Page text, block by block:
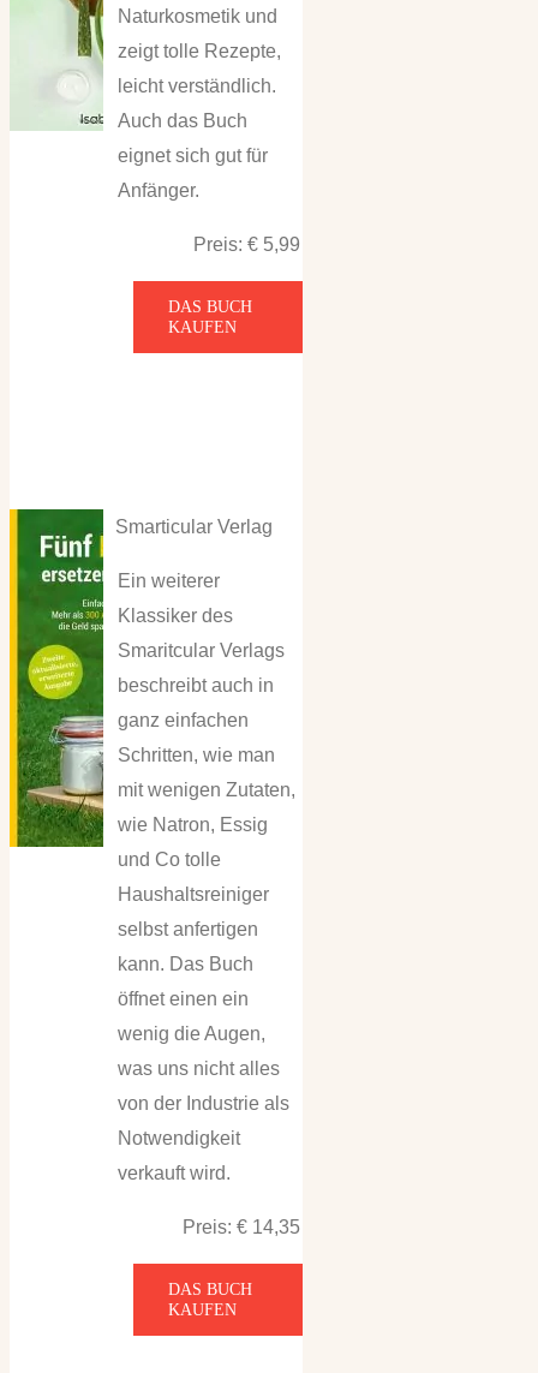
Naturkosmetik und
zeigt tolle Rezepte,
leicht verständlich.
Auch das Buch
eignet sich gut für
Anfänger.
Preis: € 5,99
DAS BUCH
KAUFEN
Smarticular Verlag
Ein weiterer
Klassiker des
Smaritcular Verlags
beschreibt auch in
ganz einfachen
Schritten, wie man
mit wenigen Zutaten,
wie Natron, Essig
und Co tolle
Haushaltsreiniger
selbst anfertigen
kann. Das Buch
öffnet einen ein
wenig die Augen,
was uns nicht alles
von der Industrie als
Notwendigkeit
verkauft wird.
Preis: € 14,35
DAS BUCH
KAUFEN